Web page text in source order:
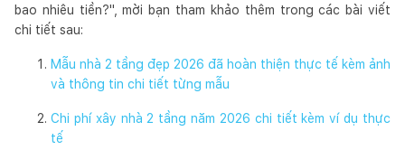
bao nhiêu tiền?", mời bạn tham khảo thêm trong các bài viết
chi tiết sau:
Mẫu nhà 2 tầng đẹp 2026 đã hoàn thiện thực tế kèm ảnh
và thông tin chi tiết từng mẫu
Chi phí xây nhà 2 tầng năm 2026 chi tiết kèm ví dụ thực
tế